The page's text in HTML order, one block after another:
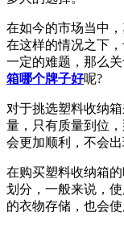
在如今的市场当中
在这样的情况之下
一定的难题，那么
箱哪个牌子好呢?
对于挑选塑料收纳
量，只有质量到位
会更加顺利，不会
在购买塑料收纳箱
划分，一般来说，
的衣物存储，也会